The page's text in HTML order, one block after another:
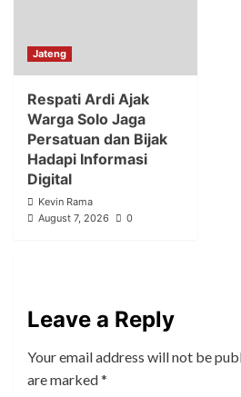
Jateng
Respati Ardi Ajak
Warga Solo Jaga
Persatuan dan Bijak
Hadapi Informasi
Digital
Kevin Rama
August 7, 2026
0
Leave a Reply
Your email address will not be
are marked*